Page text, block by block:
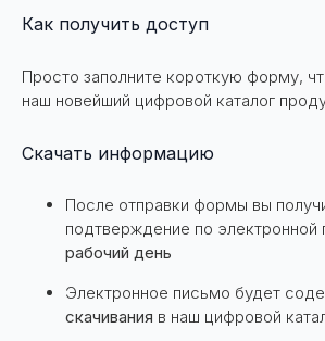
Как получить доступ
Просто заполните короткую форму,
наш новейший цифровой каталог
Скачать информацию
После отправки формы вы
подтверждение по электронной
рабочий день
Электронное письмо будет
скачивания в наш цифровой